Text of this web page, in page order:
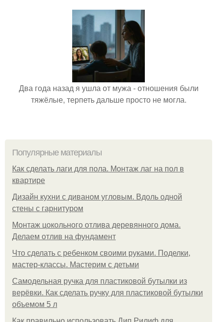
Два года назад я ушла от мужа - отношения были
тяжёлые, терпеть дальше просто не могла.
Популярные материалы
Как сделать лаги для пола. Монтаж лаг на пол в
квартире
Дизайн кухни с диваном угловым. Вдоль одной
стены с гарнитуром
Монтаж цокольного отлива деревянного дома.
Делаем отлив на фундамент
Что сделать с ребенком своими руками. Поделки,
мастер-классы. Мастерим с детьми
Самодельная ручка для пластиковой бутылки из
верёвки. Как сделать ручку для пластиковой бутылки
объемом 5 л